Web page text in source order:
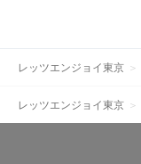
レッツエンジョイ東京
レッツエンジョイ東京